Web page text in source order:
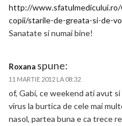
http://
copii/starile-de-greata-si-de-
Sanatate si numai bine!
Roxana spune:
11 MARTIE 2012 LA 08:32
of, Gabi, ce weekend ati avut
virus la burtica de cele mai
nasol, partea buna e ca trece